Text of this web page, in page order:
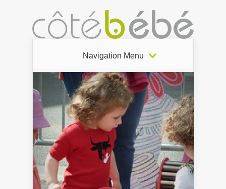
Navigation Menu